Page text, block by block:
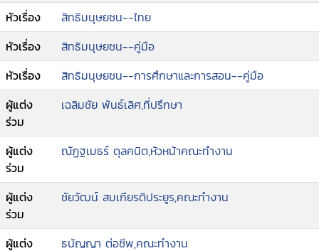
--หน่วยการเรียนรู้ที่ 6 สรุปประเด็นและอภิปรายเกี่ยว
กับสิทธิมนุษยชน
--ตัวอย่างพฤติกรรมของนักเรียนที่มีความตระหนักใน
สิทธิมนุษยชน.
ไม่ละเมิดสิทธิมนุษยชน.
หัวเรื่อง
สิทธิมนุษยชน--ไทย
หัวเรื่อง
สิทธิมนุษยชน--คู่มือ
หัวเรื่อง
สิทธิมนุษยชน--การศึกษาและการสอน--คู่มือ
ผู้แต่ง
ร่วม
เฉลิมชัย พันธ์เลิศ,ที่ปรึกษา
ผู้แต่ง
ร่วม
ณัฏฐเมธร์ ดุลคนิต,หัวหน้าคณะทำงาน
ผู้แต่ง
ร่วม
ชัยวัฒน์ สมเกียรติประยูร,คณะทำงาน
ผู้แต่ง ธนัญญา ต่อชีพ,คณะทำงาน